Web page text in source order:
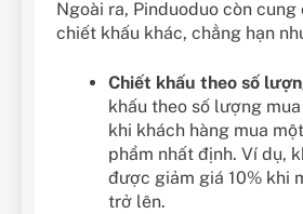
Ngoài ra, Pinduoduo còn
chiết khấu khác, chẳng hạn
Chiết khấu theo số
khấu theo số lượng
khi khách hàng mua
phẩm nhất định. Ví dụ,
được giảm giá 10% khi
trở lên.